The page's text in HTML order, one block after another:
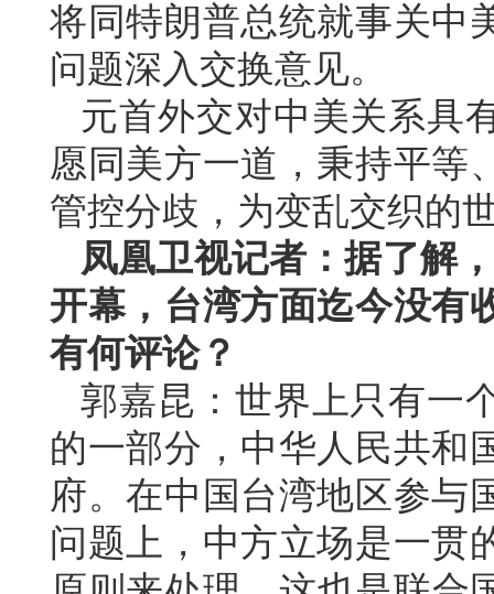
将同特朗普总统就事关中
问题深入交换意见。
元首外交对中美关系具
愿同美方一道，秉持平等
管控分歧，为变乱交织的
凤凰卫视记者：据了解
开幕，台湾方面迄今没有
有何评论？
郭嘉昆：世界上只有一
的一部分，中华人民共和
府。在中国台湾地区参与
问题上，中方立场是一贯